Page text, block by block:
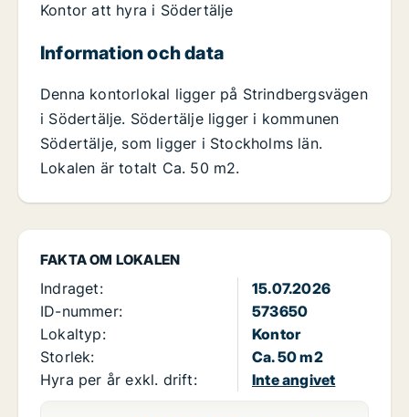
FAKTA OM LOKALEN
Indraget:
15.07.2026
ID-nummer:
573650
Lokaltyp:
Kontor
Storlek:
Ca. 50 m2
Hyra per år exkl. drift:
Inte angivet
Kontor att hyra i Södertälje
Information och data
Denna kontorlokal ligger på Strindbergsvägen
i Södertälje. Södertälje ligger i kommunen
Södertälje, som ligger i Stockholms län.
Lokalen är totalt Ca. 50 m2.